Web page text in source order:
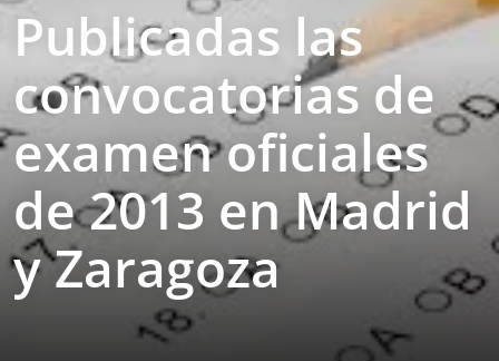
Publicadas las
convocatorias de
examen oficiales
de 2013 en Madrid
y Zaragoza